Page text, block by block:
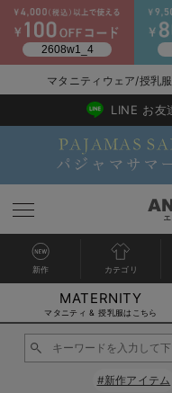
マタニティウェア全て
マタニティ ワンピース
マタニティ 下着・インナー全て
授乳服全て
マタニティ フォーマル全て
マタニティ スーツ
授乳用品全て
妊婦用 抱き枕・授乳クッション
マタニティレッグウェア全て
マタニティストッキング・タイツ
マタニティ ボディケア全て
アウトレット全て
【アウトレット】ワンピース
特集全て
再入荷全て
再入荷｜インナー
マタニティウェア/授乳
送料495円(一部地
LINE お友
新作 カテゴリ
MATERNITY
マタニティ & 授乳服はこちら
#新作アイテム
カートに入れる